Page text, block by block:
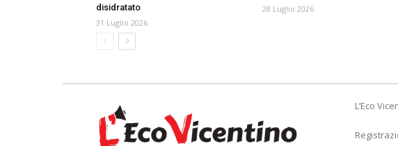
disidratato
31 Luglio 2026
28 Luglio 2026
L’Eco